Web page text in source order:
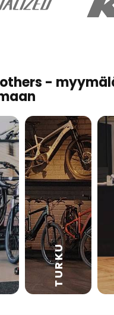
-
TURKU